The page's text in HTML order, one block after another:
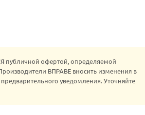
публичной офертой, определяемой
ВПРАВЕ вносить изменения в
уведомления. Уточняйте